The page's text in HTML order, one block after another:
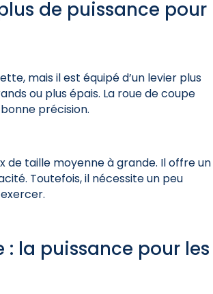
de puissance pour
mais il est équipé d’un levier plus
ou plus épais. La roue de coupe
précision.
de taille moyenne à grande. Il offre un
Toutefois, il nécessite un peu
la puissance pour les